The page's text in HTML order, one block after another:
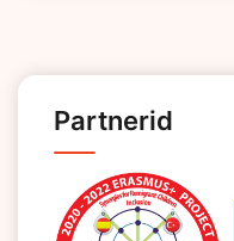
Partnerid